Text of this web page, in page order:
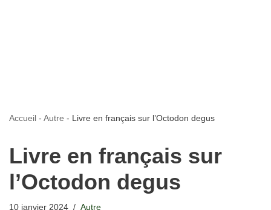
Accueil - Autre - Livre en français sur l’Octodon degus
Livre en français sur
l’Octodon degus
10 janvier 2024 Autre